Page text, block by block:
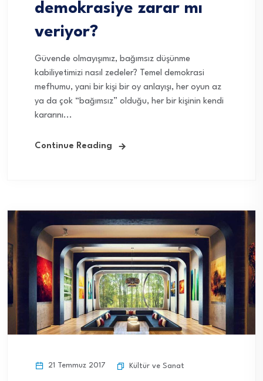
demokrasiye zarar mı
veriyor?
Güvende olmayışımız, bağımsız düşünme
kabiliyetimizi nasıl zedeler? Temel demokrasi
mefhumu, yani bir kişi bir oy anlayışı, her oyun az
ya da çok “bağımsız” olduğu, her bir kişinin kendi
kararını...
Continue Reading
21 Temmuz 2017 Kültür ve Sanat